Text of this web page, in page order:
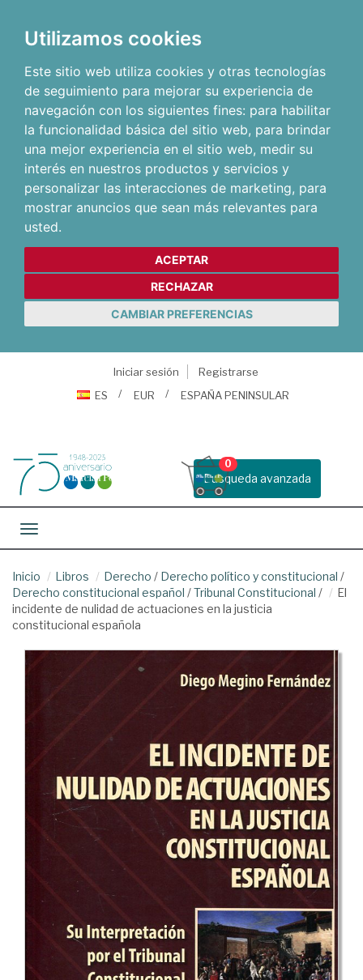
Utilizamos cookies
Este sitio web utiliza cookies y otras tecnologías
de seguimiento para mejorar su experiencia de
navegación con los siguientes fines: para habilitar
la funcionalidad básica del sitio web, para brindar
una mejor experiencia en el sitio web, medir su
interés en nuestros productos y servicios y
personalizar las interacciones de marketing, para
mostrar anuncios que sean más relevantes para
usted.
ACEPTAR
RECHAZAR
CAMBIAR PREFERENCIAS
Iniciar sesión
Registrarse
ES
EUR ESPAÑA PENINSULAR
Busqueda avanzada
0
Toggle navigation
Inicio Libros Derecho / Derecho político y constitucional /
Derecho constitucional español /Tribunal Constitucional /
El
incidente de nulidad de actuaciones en la justicia
constitucional española